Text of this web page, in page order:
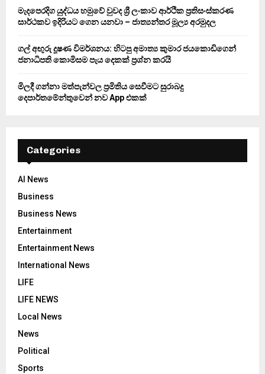
මැදපෙරදිග යුද්ධය හමුවේ වුවද ශ්‍රී ලංකාව ආර්ථික ප්‍රතිසංස්කරණ
සාර්ථකව ඉදිරියට ගෙන යනවා – ජාත්‍යන්තර මූල්‍ය අරමුදල
ගල් අඟුරු දූෂණ විමර්ශනය: හිටපු අමාත්‍ය කුමාර ජයකොඩිගෙන්
ජනාධිපති කොමිසම පැය දෙකක් ප්‍රශ්න කරයි
මිලදී ගන්නා මත්පැන්වල ප්‍රමිතිය සෙවීමට සුරාබදු
දෙපාර්තමේන්තුවෙන් නව App එකක්
Categories
AI News
Business
Business News
Entertainment
Entertainment News
International News
LIFE
LIFE NEWS
Local News
News
Political
Sports